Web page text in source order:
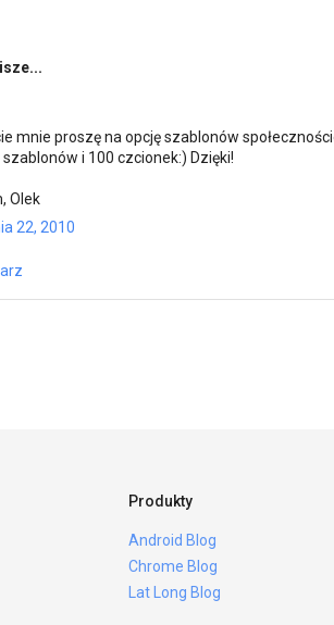
mnie proszę na opcję szablonów
i 100 czcionek:) Dzięki!
Olek
22, 2010
Produkty
Android Blog
Chrome Blog
Lat Long Blog